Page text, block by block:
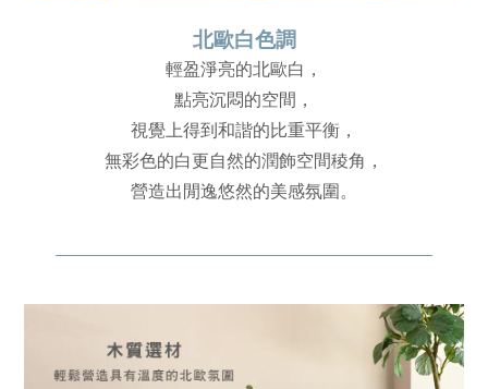
北歐白色調
輕盈淨亮的北歐白，
點亮沉悶的空間，
視覺上得到和諧的比重平衡，
無彩色的白更自然的潤飾空間稜角，
營造出閒逸悠然的美感氛圍。